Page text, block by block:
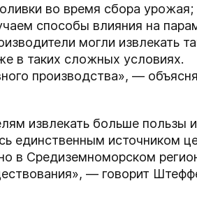
во время сбора урожая;
способы влияния на
могли извлекать
в таких сложных условиях.
производства», —
извлекать больше пользы
единственным источником
в Средиземноморском
— говорит